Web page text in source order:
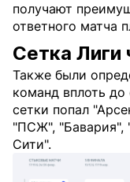
получают
ответного матча
Сетка Лиги
Также были
команд вплоть до
сетки попал
"ПСЖ", "Бавария",
Сити".